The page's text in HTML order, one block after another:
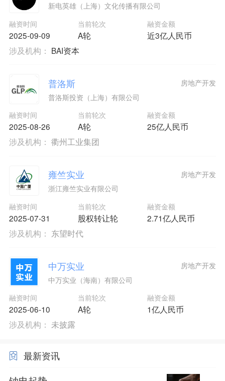
新电英雄（上海）文化传播有限公司
融资时间
2025-09-09
当前轮次
A轮
融资金额
近3亿人民币
涉及机构： BAI资本
普洛斯
普洛斯投资（上海）有限公司
融资时间
2025-08-26
当前轮次
A轮
融资金额
25亿人民币
房地产开发
涉及机构： 衢州工业集团
雍竺实业
浙江雍竺实业有限公司
融资时间
2025-07-31
当前轮次
股权转让轮
融资金额
2.71亿人民币
房地产开发
涉及机构： 东望时代
中万实业
中万实业（海南）有限公司
融资时间
2025-06-10
当前轮次
A轮
融资金额
1亿人民币
房地产开发
涉及机构： 未披露
最新资讯